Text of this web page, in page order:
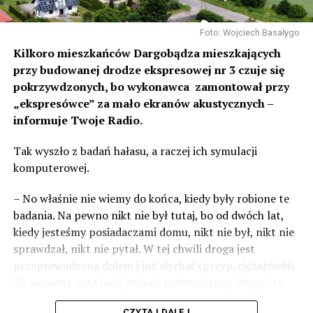
Foto: Wojciech Basałygo
Kilkoro mieszkańców Dargobądza mieszkających
przy budowanej drodze ekspresowej nr 3 czuje się
pokrzywdzonych, bo wykonawca zamontował przy
„ekspresówce” za mało ekranów akustycznych –
informuje Twoje Radio.
Tak wyszło z badań hałasu, a raczej ich symulacji
komputerowej.
– No właśnie nie wiemy do końca, kiedy były robione te
badania. Na pewno nikt nie był tutaj, bo od dwóch lat,
kiedy jesteśmy posiadaczami domu, nikt nie był, nikt nie
sprawdzał, nikt nie pytał. W tej chwili droga jest
przeprowadzona dołem i już słychać (przyp. ciężarówki).
będzie czteropasmowa droga – mówi Sylwia Rudak,